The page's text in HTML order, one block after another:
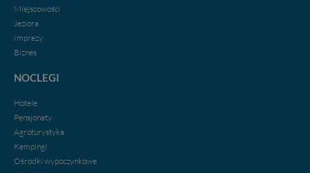
Miejscowości
Jeziora
Imprezy
Biznes
NOCLEGI
Hotele
Pensjonaty
Agroturystyka
Kempingi
Ośrodki wypoczynkowe